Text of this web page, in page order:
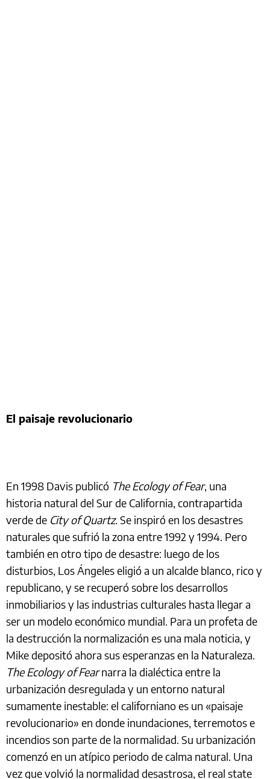
El paisaje revolucionario
En 1998 Davis publicó The Ecology of Fear, una
historia natural del Sur de California, contrapartida
verde de City of Quartz. Se inspiró en los desastres
naturales que sufrió la zona entre 1992 y 1994. Pero
también en otro tipo de desastre: luego de los
disturbios, Los Ángeles eligió a un alcalde blanco, rico y
republicano, y se recuperó sobre los desarrollos
inmobiliarios y las industrias culturales hasta llegar a
ser un modelo económico mundial. Para un profeta de
la destrucción la normalización es una mala noticia, y
Mike depositó ahora sus esperanzas en la Naturaleza.
The Ecology of Fearnarra la dialéctica entre la
urbanización desregulada y un entorno natural
sumamente inestable: el californiano es un «paisaje
revolucionario» en donde inundaciones, terremotos e
incendios son parte de la normalidad. Su urbanización
comenzó en un atípico periodo de calma natural. Una
vez que volvió la normalidad desastrosa, el real state